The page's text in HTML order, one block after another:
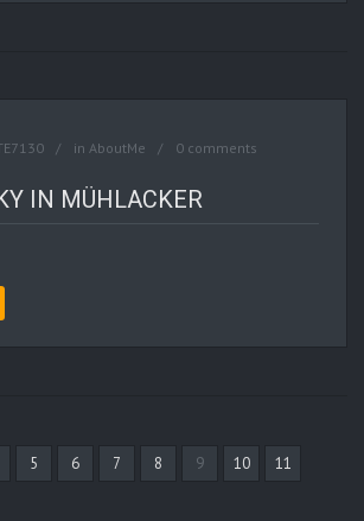
in AboutMe 0 comments
IN MÜHLACKER
5 6 7 8 9 10 11